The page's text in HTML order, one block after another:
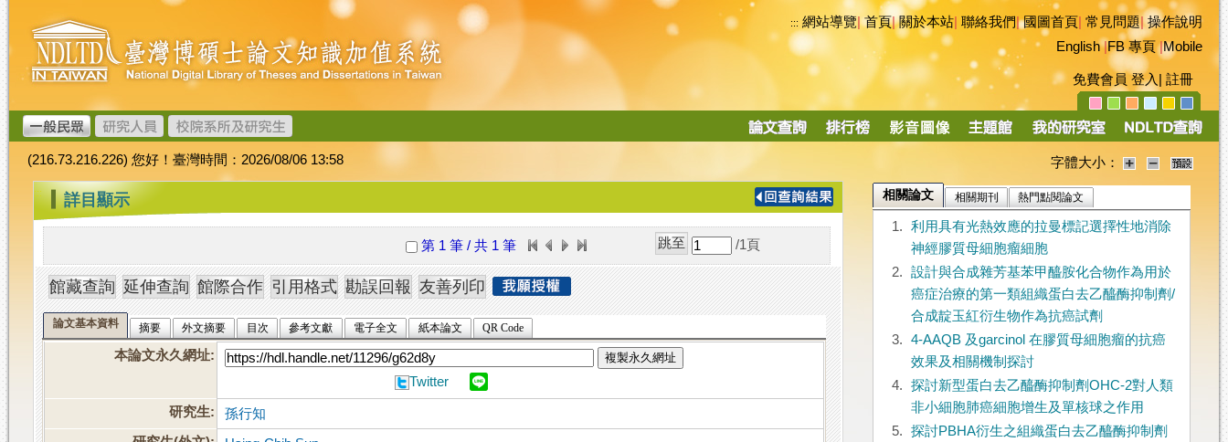
跳
到
主
要
內
容
臺
灣
博
碩
士
論
文
加
值
系
統
::: 網站導覽|首頁|關於本站 聯絡我們|國圖首頁 常見問題|操作說明
English|FB 專頁|Mobile
免費會員 登入 註冊
導
(216.73.216.226) 您好！臺灣時間：2026/08/06 13:58 字體大小：
::: 詳目顯示
第 1 筆 / 共 1 筆 /1 頁
論文基本資料 摘要 外文摘要 目次 參考文獻 電子全文 紙本論文 QR Code
本論文永久網址: 複製永久網址
Twitter
研究生:
孫行知
相關論文 相關期刊 熱門點閱論文
1.
利用具有光熱效應的拉曼標記選擇性地消除
神經膠質母細胞瘤細胞
2.
設計與合成雜芳基苯甲醯胺化合物作為用於
癌症治療的第一類組織蛋白去乙醯酶抑制劑/
合成靛玉紅衍生物作為抗癌試劑
3.
4-AAQB 及garcinol 在膠質母細胞瘤的抗癌
效果及相關機制探討
4.
探討新型蛋白去乙醯酶抑制劑OHC-2對人類
非小細胞肺癌細胞增生及單核球之作用
5.
探討PBHA衍生之組織蛋白去乙醯酶抑制劑